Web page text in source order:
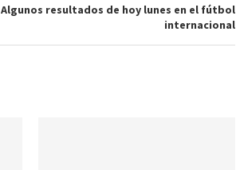
Algunos resultados de hoy lunes en el fútbol
internacional